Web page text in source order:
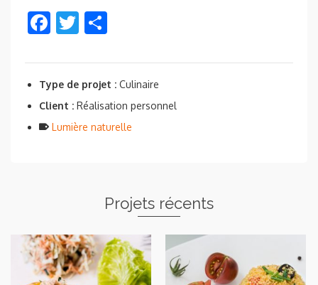
F
e
b
o
o
T
itt
er
ta
g
er
Type de projet : Culinaire
Client : Réalisation personnel
Lumière naturelle
Projets récents